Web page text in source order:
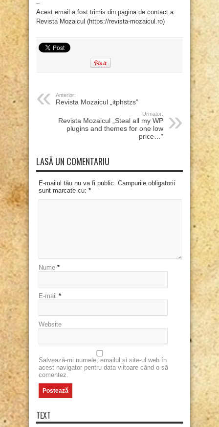
–
Acest email a fost trimis din pagina de contact a
Revista Mozaicul (https://revista-mozaicul.ro)
Anterior:
Revista Mozaicul „itphstzs”
Urmator:
Revista Mozaicul „Steal all my WP
plugins and themes for one low
price…”
LASĂ UN COMENTARIU
E-mailul tău nu va fi public. Campurile obligatorii
sunt marcate cu: *
Nume *
E-mail *
Website
Salvează-mi numele, emailul și site-ul web în
acest navigator pentru data viitoare când o să
comentez.
TEXT